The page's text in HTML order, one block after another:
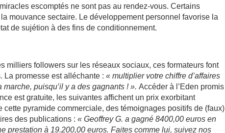
escomptés ne sont pas au rendez-vous. Certains
mouvance sectaire. Le développement personnel favorise la
de sujétion à des fins de conditionnement.
milliers followers sur les réseaux sociaux, ces formateurs font
La promesse est alléchante :« multiplier votre chiffre d’affaires
puisqu’il y a des gagnants ! ». Accéder à l’Eden promis
est gratuite, les suivantes affichent un prix exorbitant
cette pyramide commerciale, des témoignages positifs de (faux)
des publications :« Geoffrey G. a gagné 8400,00 euros en
prestation à 19.200,00 euros. Faites comme lui, suivez nos